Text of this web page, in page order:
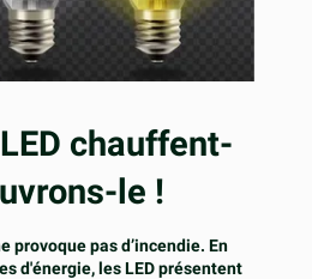
chauffent-
le !
provoque pas d’incendie. En
d'énergie, les LED présentent